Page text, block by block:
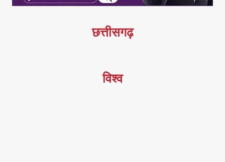
छत्तीसगढ़
विश्व